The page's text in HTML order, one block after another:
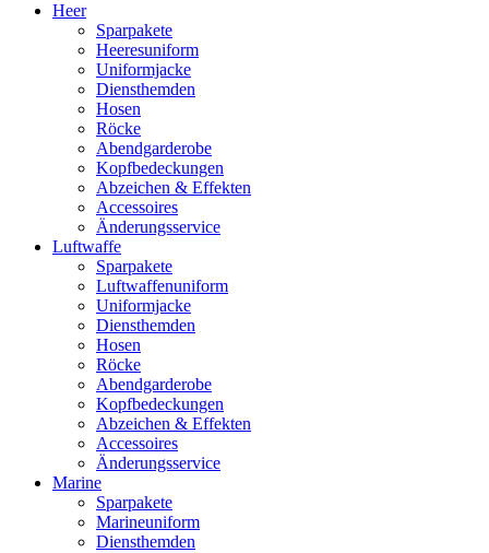
Heer
Sparpakete
Heeresuniform
Uniformjacke
Diensthemden
Hosen
Röcke
Abendgarderobe
Kopfbedeckungen
Abzeichen & Effekten
Accessoires
Änderungsservice
Luftwaffe
Sparpakete
Luftwaffenuniform
Uniformjacke
Diensthemden
Hosen
Röcke
Abendgarderobe
Kopfbedeckungen
Abzeichen & Effekten
Accessoires
Änderungsservice
Marine
Sparpakete
Marineuniform
Diensthemden